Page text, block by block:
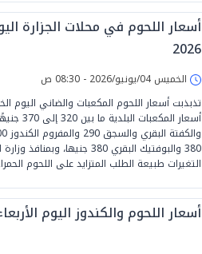
2026
الخميس 04/يونيو/2026 - 08:30 ص
380 والبوفتيك البقري 380
التغيرات طبيعة الطلب المتزايد على اللحوم
أسعار اللحوم والكندوز اليوم الأربعاء 3-6-